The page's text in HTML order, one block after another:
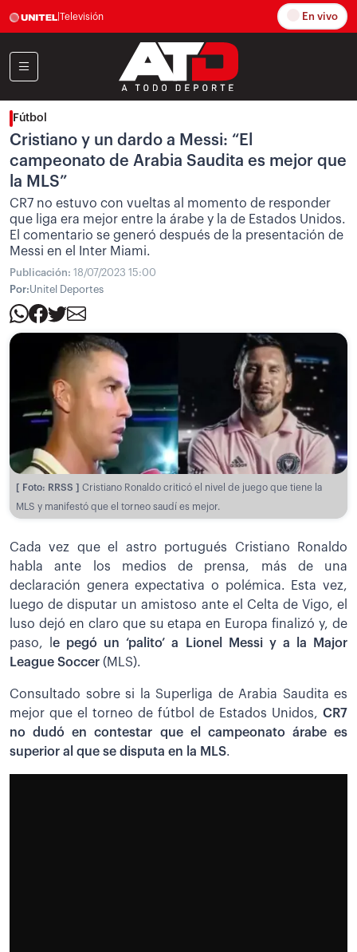
Televisión En vivo
Fútbol
Cristiano y un dardo a Messi: “El
campeonato de Arabia Saudita es mejor que
la MLS”
CR7 no estuvo con vueltas al momento de responder
que liga era mejor entre la árabe y la de Estados Unidos.
El comentario se generó después de la presentación de
Messi en el Inter Miami.
Publicación: 18/07/2023 15:00
Por:Unitel Deportes
[ Foto: RRSS ] Cristiano Ronaldo criticó el nivel de juego que tiene la
MLS y manifestó que el torneo saudí es mejor.
Cada vez que el astro portugués Cristiano Ronaldo
habla ante los medios de prensa, más de una
declaración genera expectativa o polémica. Esta vez,
luego de disputar un amistoso ante el Celta de Vigo, el
luso dejó en claro que su etapa en Europa finalizó y, de
paso, le pegó un ‘palito’ a Lionel Messi y a la Major
League Soccer (MLS).
Consultado sobre si la Superliga de Arabia Saudita es
mejor que el torneo de fútbol de Estados Unidos, CR7
no dudó en contestar que el campeonato árabe es
superior al que se disputa en la MLS.